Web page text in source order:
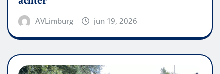
AVLimburg jun 19, 2026